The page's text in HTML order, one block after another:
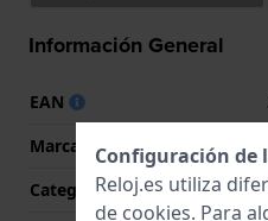
Información General
EAN
Marca
Categoría
Configuración de
Reloj.es utiliza
de cookies. Para